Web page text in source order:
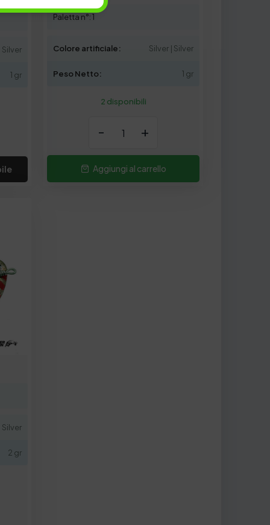
Paletta n°: 1
Colore artificiale: Silver | Silver
Peso Netto: 1 gr
2 disponibili
- +
Aggiungi al carrello
Silver
1 gr
Silver
2 gr